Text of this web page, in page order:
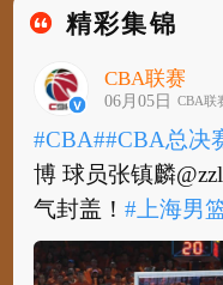
精彩集锦
CBA联赛
06月05日 CBA联
#CBA##CBA总决
博 球员张镇麟
气封盖！#上海男
#CBA##CBA总决
博 球员张镇麟